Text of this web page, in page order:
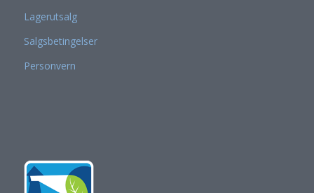
Lagerutsalg
Salgsbetingelser
Personvern